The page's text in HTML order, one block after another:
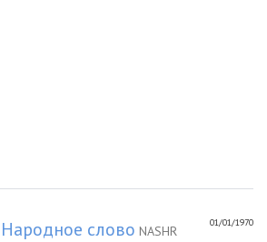
01/01/1970
Народное слово NASHR